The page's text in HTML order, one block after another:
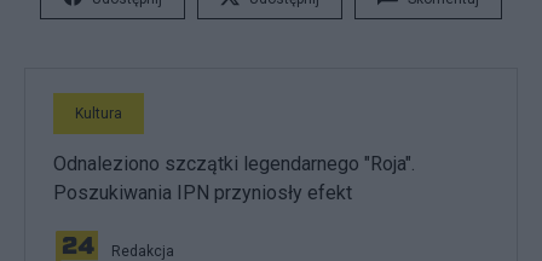
Kultura
Odnaleziono szczątki legendarnego "Roja".
Poszukiwania IPN przyniosły efekt
Redakcja